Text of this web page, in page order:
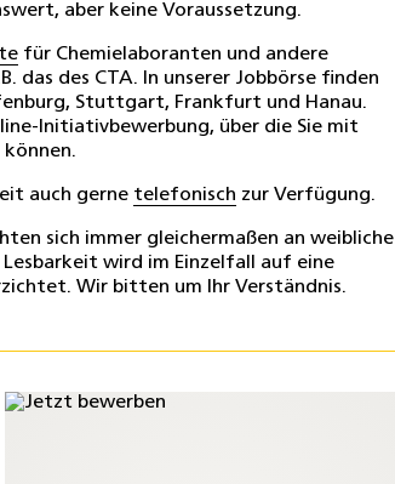
aber keine Voraussetzung.
für Chemielaboranten und andere
das des CTA. In unserer Jobbörse finden
Stuttgart, Frankfurt und Hanau.
Initiativbewerbung, über die Sie mit
können.
auch gerne telefonisch zur Verfügung.
sich immer gleichermaßen an weibliche
wird im Einzelfall auf eine
Wir bitten um Ihr Verständnis.